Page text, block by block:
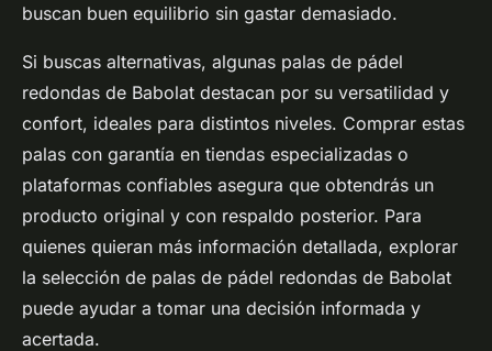
buscan buen equilibrio sin gastar demasiado.
Si buscas alternativas, algunas palas de pádel
redondas de Babolat destacan por su versatilidad y
confort, ideales para distintos niveles. Comprar estas
palas con garantía en tiendas especializadas o
plataformas confiables asegura que obtendrás un
producto original y con respaldo posterior. Para
quienes quieran más información detallada, explorar
la selección de palas de pádel redondas de Babolat
puede ayudar a tomar una decisión informada y
acertada.